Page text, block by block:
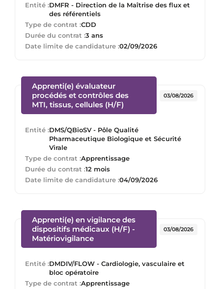
Entité :DMFR - Direction de la Maîtrise des flux et
des référentiels
Type de contrat :CDD
Durée du contrat :3 ans
Date limite de candidature :02/09/2026
Apprenti(e) évaluateur
procédés et contrôles des
MTI, tissus, cellules (H/F)
Entité :DMS/QBioSV - Pôle Qualité
Pharmaceutique Biologique et Sécurité
Virale
Type de contrat :Apprentissage
Durée du contrat :12 mois
03/08/2026
Date limite de candidature :04/09/2026
Apprenti(e) en vigilance des
dispositifs médicaux (H/F) -
Matériovigilance(Nouvelle fenêtre)
Entité :DMDIV/FLOW - Cardiologie, vasculaire et
bloc opératoire
Type de contrat :Apprentissage
03/08/2026